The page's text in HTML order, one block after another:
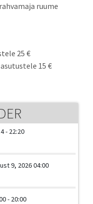
ruume
25 €
15 €
- 22:20
9, 2026 04:00
- 20:00